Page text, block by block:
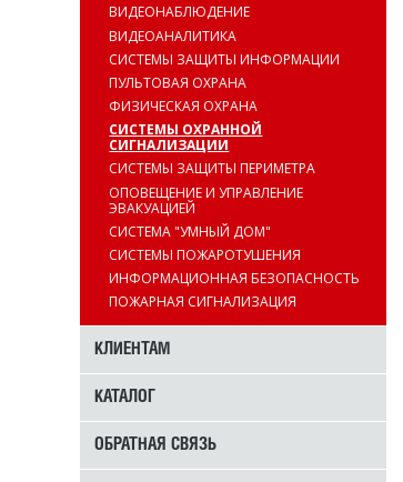
ВИДЕОНАБЛЮДЕНИЕ
ВИДЕОАНАЛИТИКА
СИСТЕМЫ ЗАЩИТЫ ИНФОРМАЦИИ
ПУЛЬТОВАЯ ОХРАНА
ФИЗИЧЕСКАЯ ОХРАНА
СИСТЕМЫ ОХРАННОЙ
СИГНАЛИЗАЦИИ
СИСТЕМЫ ЗАЩИТЫ ПЕРИМЕТРА
ОПОВЕЩЕНИЕ И УПРАВЛЕНИЕ
ЭВАКУАЦИЕЙ
СИСТЕМА "УМНЫЙ ДОМ"
СИСТЕМЫ ПОЖАРОТУШЕНИЯ
ИНФОРМАЦИОННАЯ БЕЗОПАСНОСТЬ
ПОЖАРНАЯ СИГНАЛИЗАЦИЯ
КЛИЕНТАМ
КАТАЛОГ
ОБРАТНАЯ СВЯЗЬ